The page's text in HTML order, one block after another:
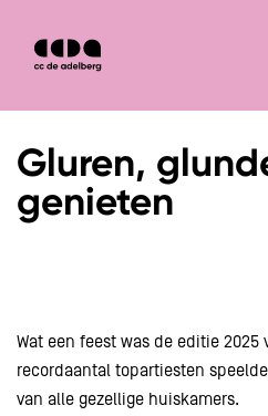
Gluren,
genieten
Wat een feest was de editie 2025
recordaantal topartiesten
van alle gezellige huiskamers.